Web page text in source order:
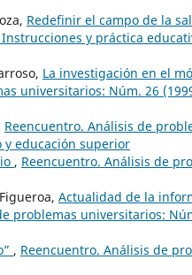
Redefinir el campo de la
y práctica
La investigación en el
universitarios: Núm. 26
Reencuentro. Análisis de
y educación superior
, Reencuentro. Análisis de
Actualidad de la
problemas universitarios:
, Reencuentro. Análisis de